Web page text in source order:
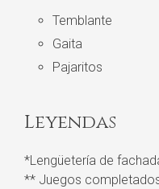
Temblante
Gaita
Pajaritos
Leyendas
*Lengüetería de
** Juegos